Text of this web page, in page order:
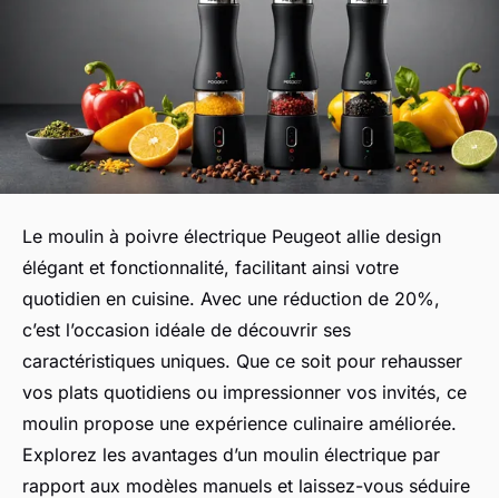
Le moulin à poivre électrique Peugeot allie design
élégant et fonctionnalité, facilitant ainsi votre
quotidien en cuisine. Avec une réduction de 20%,
c’est l’occasion idéale de découvrir ses
caractéristiques uniques. Que ce soit pour rehausser
vos plats quotidiens ou impressionner vos invités, ce
moulin propose une expérience culinaire améliorée.
Explorez les avantages d’un moulin électrique par
rapport aux modèles manuels et laissez-vous séduire